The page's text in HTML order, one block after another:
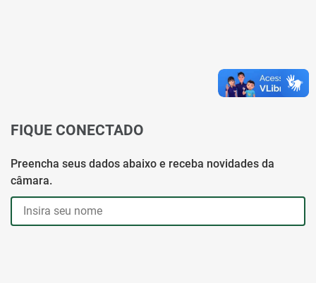
FIQUE CONECTADO
Preencha seus dados abaixo e receba novidades da
câmara.